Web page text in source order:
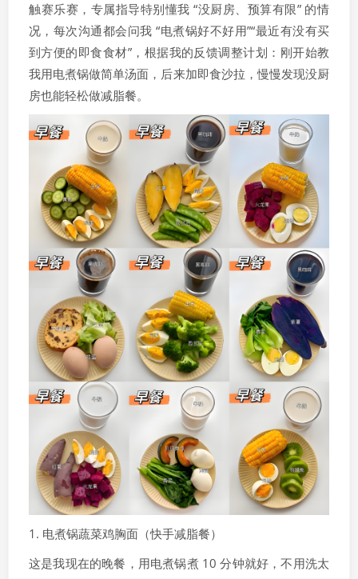
触赛乐赛，专属指导特别懂我 “没厨房、预算有限” 的情
况，每次沟通都会问我 “电煮锅好不好用”“最近有没有买
到方便的即食食材”，根据我的反馈调整计划：刚开始教
我用电煮锅做简单汤面，后来加即食沙拉，慢慢发现没厨
房也能轻松做减脂餐。
1. 电煮锅蔬菜鸡胸面（快手减脂餐）
这是我现在的晚餐，用电煮锅煮 10 分钟就好，不用洗太